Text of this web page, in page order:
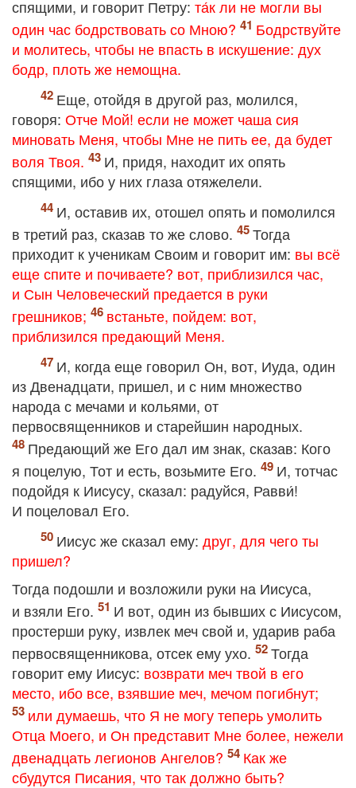
спящими, и говорит Петру: та́к ли не могли вы
один час бодрствовать со Мною?
Бодрствуйте
и молитесь, чтобы не впасть в искушение: дух
бодр, плоть же немощна.
Еще, отойдя в другой раз, молился,
говоря: Отче Мой! если не может чаша сия
миновать Меня, чтобы Мне не пить ее, да будет
воля Твоя.
И, придя, находит их опять
спящими, ибо у них глаза отяжелели.
И, оставив их, отошел опять и помолился
в третий раз, сказав то же слово.
Тогда
приходит к ученикам Своим и говорит им: вы всё
еще спите и почиваете? вот, приблизился час,
и Сын Человеческий предается в руки
грешников;
встаньте, пойдем: вот,
приблизился предающий Меня.
И, когда еще говорил Он, вот, Иуда, один
из Двенадцати, пришел, и с ним множество
народа с мечами и кольями, от
первосвященников и старейшин народных.
Предающий же Его дал им знак, сказав: Кого
я поцелую, Тот и есть, возьмите Его.
И, тотчас
подойдя к Иисусу, сказал: радуйся, Равви́!
И поцеловал Его.
Иисус же сказал ему: друг, для чего ты
пришел?
Тогда подошли и возложили руки на Иисуса,
и взяли Его.
И вот, один из бывших с Иисусом,
простерши руку, извлек меч свой и, ударив раба
первосвященникова, отсек ему ухо.
Тогда
говорит ему Иисус: возврати меч твой в его
место, ибо все, взявшие меч, мечом погибнут;
или думаешь, что Я не могу теперь умолить
Отца Моего, и Он представит Мне более, нежели
двенадцать легионов Ангелов?
Как же
сбудутся Писания, что так должно быть?